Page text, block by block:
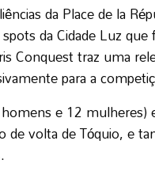
da Place de la
da Cidade Luz
Conquest traz uma
para a
e 12 mulheres)
volta de Tóquio, e